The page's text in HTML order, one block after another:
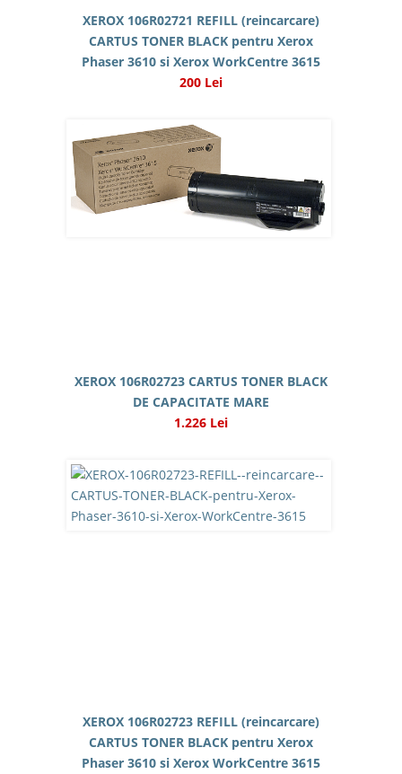
XEROX 106R02721 REFILL (reincarcare)
CARTUS TONER BLACK pentru Xerox
Phaser 3610 si Xerox WorkCentre 3615
200 Lei
XEROX 106R02723 CARTUS TONER BLACK
DE CAPACITATE MARE
1.226 Lei
XEROX 106R02723 REFILL (reincarcare)
CARTUS TONER BLACK pentru Xerox
Phaser 3610 si Xerox WorkCentre 3615